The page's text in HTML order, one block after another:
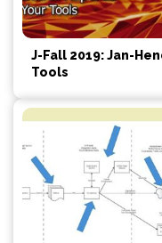
J-Fall 2019: Jan-
Tools